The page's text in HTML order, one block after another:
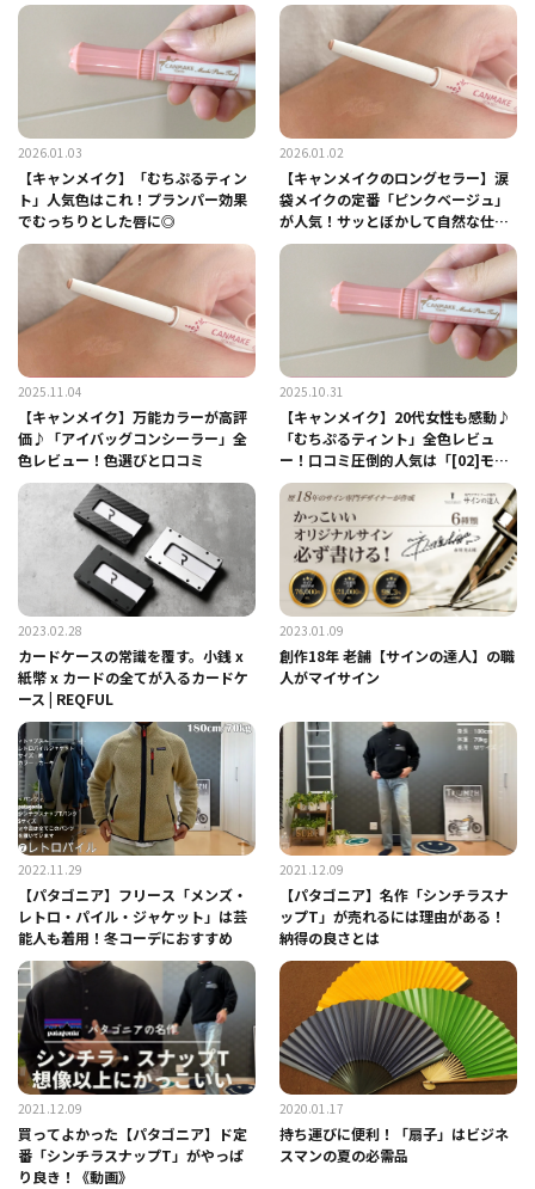
2026.01.03
【キャンメイク】「むちぷるティン
ト」人気色はこれ！プランパー効果
でむっちりとした唇に◎
2026.01.02
【キャンメイクのロングセラー】涙
袋メイクの定番「ピンクベージュ」
が人気！サッとぼかして自然な仕上
がりに
2025.11.04
【キャンメイク】万能カラーが高評
価♪「アイバッグコンシーラー」全
色レビュー！色選びと口コミ
2025.10.31
【キャンメイク】20代女性も感動♪
「むちぷるティント」全色レビュ
ー！口コミ圧倒的人気は「[02]モ
モ」＜2025年最新＞
2023.02.28
カードケースの常識を覆す。小銭 x
紙幣 x カードの全てが入るカードケ
ース | REQFUL
2023.01.09
創作18年 老舗【サインの達人】の職
人がマイサイン
2022.11.29
【パタゴニア】フリース「メンズ・
レトロ・パイル・ジャケット」は芸
能人も着用！冬コーデにおすすめ
2021.12.09
【パタゴニア】名作「シンチラスナ
ップT」が売れるには理由がある！
納得の良さとは
2021.12.09
買ってよかった【パタゴニア】ド定
番「シンチラスナップT」がやっぱ
り良き！《動画》
2020.01.17
持ち運びに便利！「扇子」はビジネ
スマンの夏の必需品